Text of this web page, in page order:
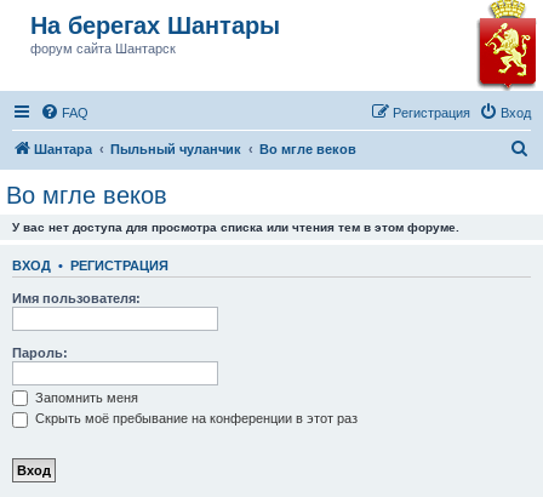
На берегах Шантары
форум сайта Шантарск
FAQ Вход
Регистрация
Шантара Пыльный чуланчик Во мгле веков
Во мгле веков
У вас нет доступа для просмотра списка или чтения тем в этом форуме.
ВХОД • РЕГИСТРАЦИЯ
Имя пользователя:
Пароль:
Запомнить меня
Скрыть моё пребывание на конференции в этот раз